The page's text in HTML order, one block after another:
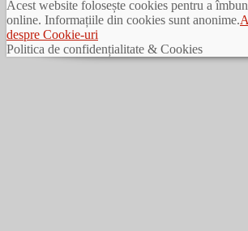
Acest website folosește cookies pentru a
online. Informațiile din cookies sunt anonime.
despre Cookie-uri
Politica de confidențialitate & Cookies